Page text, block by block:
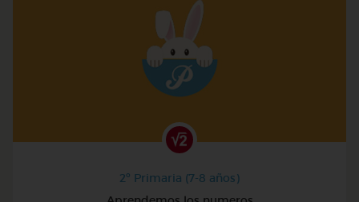
2º Primaria (7-8 años)